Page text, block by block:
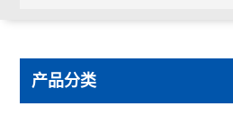
产品分类